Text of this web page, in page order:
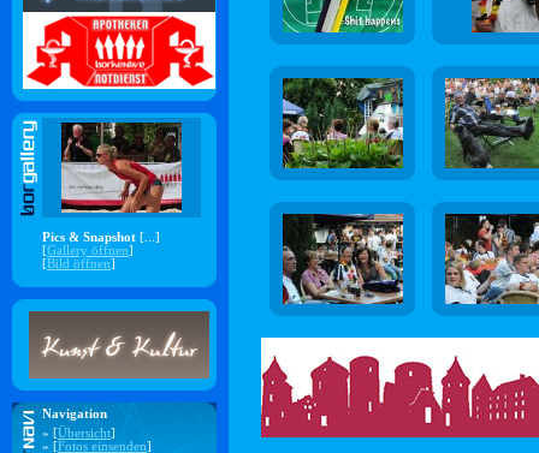
Pics & Snapshot [...]
[Gallery öffnen]
[Bild öffnen]
Navigation
» [Übersicht]
» [Fotos einsenden]